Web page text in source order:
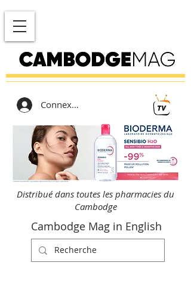
Connexion
Distribué dans toutes les pharmacies du
Cambodge
Cambodge Mag in English